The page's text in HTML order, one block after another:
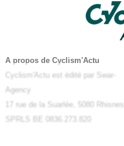
A propos de Cyclism'Actu
Cyclism'Actu est édité par Swar-
Agency
17 rue de la Suarlée, 5080 Rhisnes
SPRLS BE 0836.273.820